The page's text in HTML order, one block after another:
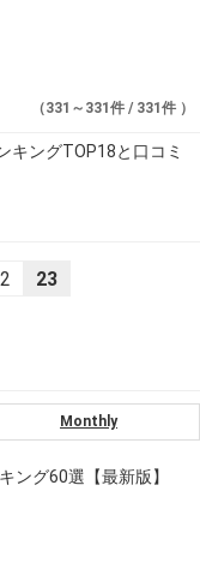
（331～331件 / 331件 ）
キングTOP18と口コミ
23
Monthly
ング60選【最新版】